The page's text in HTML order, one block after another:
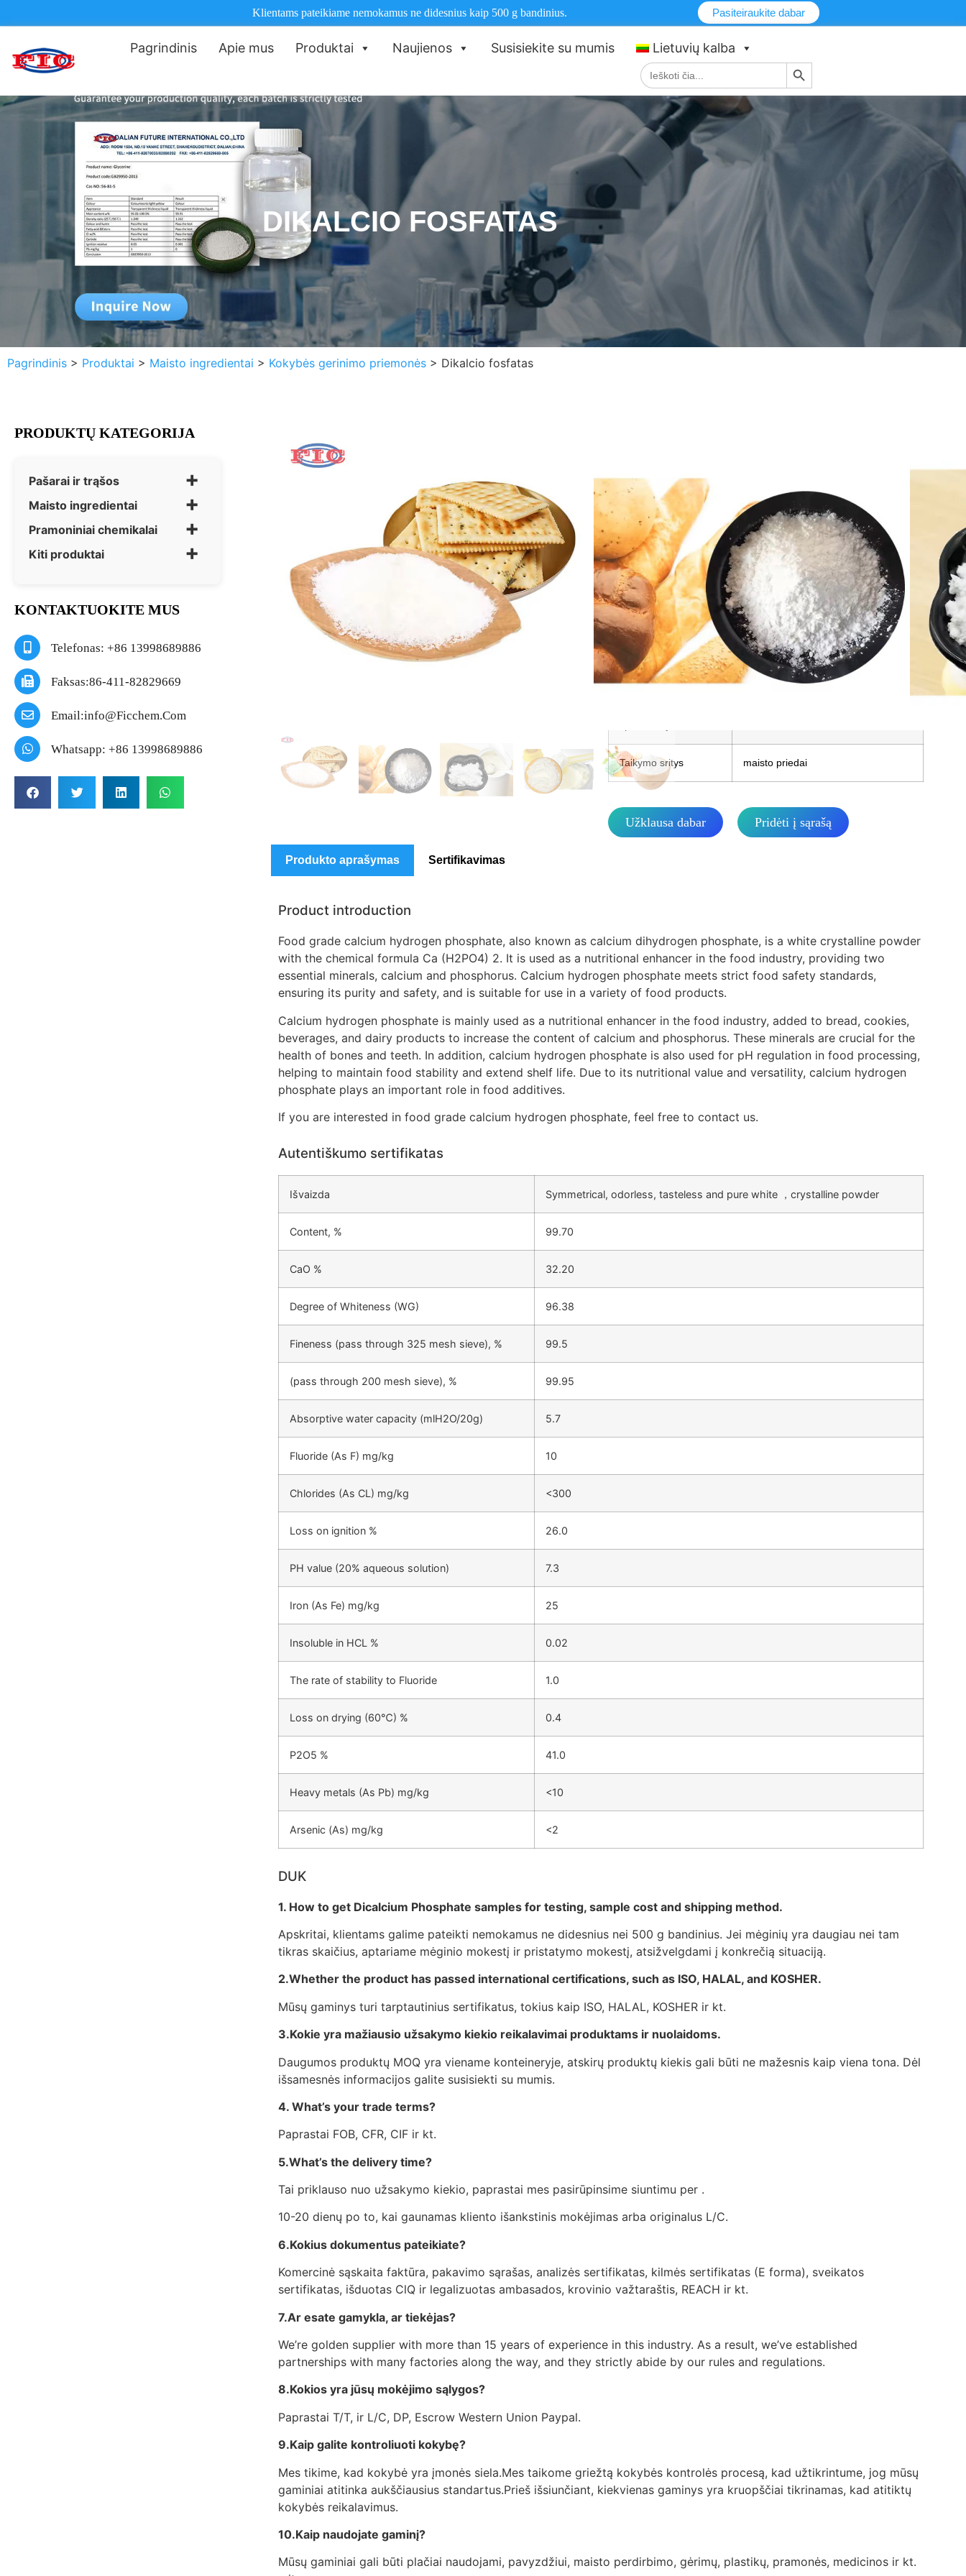
Klientams pateikiame nemokamus ne didesnius kaip 500 g bandinius. Pasiteiraukite dabar
Pagrindinis Apie mus Produktai Naujienos Susisiekite su mumis Lietuvių kalba
Ieškoti: Paieškos mygtukas
DIKALCIO FOSFATAS
Pagrindinis > Produktai > Maisto ingredientai > Kokybės gerinimo priemonės > Dikalcio fosfatas
PRODUKTŲ KATEGORIJA
Pašarai ir trąšos +
Maisto ingredientai +
Pramoniniai chemikalai +
Kiti produktai +
KONTAKTUOKITE MUS
Telefonas: +86 13998689886
Faksas:86-411-82829669
Email:info@ficchem.com
Whatsapp: +86 13998689886
Pseudonimas
CAS Nr. 7757-93-9
Cheminė formulė Ca(H2PO4)2
EINECS Nr. 231-826-1
Išvaizda Balti kristaliniai milteliai
MOQ 25 t
Taikymo sritys maisto priedai
Užklausa dabar Pridėti į sąrašą
Produkto aprašymas Sertifikavimas
Product introduction
Food grade calcium hydrogen phosphate, also known as calcium dihydrogen phosphate, is a white crystalline powder
with the chemical formula Ca (H2PO4) 2. It is used as a nutritional enhancer in the food industry, providing two
essential minerals, calcium and phosphorus. Calcium hydrogen phosphate meets strict food safety standards,
ensuring its purity and safety, and is suitable for use in a variety of food products.
Calcium hydrogen phosphate is mainly used as a nutritional enhancer in the food industry, added to bread, cookies,
beverages, and dairy products to increase the content of calcium and phosphorus. These minerals are crucial for the
health of bones and teeth. In addition, calcium hydrogen phosphate is also used for pH regulation in food processing,
helping to maintain food stability and extend shelf life. Due to its nutritional value and versatility, calcium hydrogen
phosphate plays an important role in food additives.
If you are interested in food grade calcium hydrogen phosphate, feel free to contact us.
Autentiškumo sertifikatas
Išvaizda Symmetrical, odorless, tasteless and pure white ，crystalline powder
Content, % 99.70
CaO % 32.20
Degree of Whiteness (WG) 96.38
Fineness (pass through 325 mesh sieve), % 99.5
(pass through 200 mesh sieve), % 99.95
Absorptive water capacity (mlH2O/20g) 5.7
Fluoride (As F) mg/kg 10
Chlorides (As CL) mg/kg <300
Loss on ignition % 26.0
PH value (20% aqueous solution) 7.3
Iron (As Fe) mg/kg 25
Insoluble in HCL % 0.02
The rate of stability to Fluoride 1.0
Loss on drying (60℃) % 0.4
P2O5 % 41.0
Heavy metals (As Pb) mg/kg <10
Arsenic (As) mg/kg <2
DUK
1. How to get Dicalcium Phosphate samples for testing, sample cost and shipping method.
Apskritai, klientams galime pateikti nemokamus ne didesnius nei 500 g bandinius. Jei mėginių yra daugiau nei tam
tikras skaičius, aptariame mėginio mokestį ir pristatymo mokestį, atsižvelgdami į konkrečią situaciją.
2.Whether the product has passed international certifications, such as ISO, HALAL, and KOSHER.
Mūsų gaminys turi tarptautinius sertifikatus, tokius kaip ISO, HALAL, KOSHER ir kt.
3.Kokie yra mažiausio užsakymo kiekio reikalavimai produktams ir nuolaidoms.
Daugumos produktų MOQ yra viename konteineryje, atskirų produktų kiekis gali būti ne mažesnis kaip viena tona. Dėl
išsamesnės informacijos galite susisiekti su mumis.
4. What’s your trade terms?
Paprastai FOB, CFR, CIF ir kt.
5.What’s the delivery time?
Tai priklauso nuo užsakymo kiekio, paprastai mes pasirūpinsime siuntimu per .
10-20 dienų po to, kai gaunamas kliento išankstinis mokėjimas arba originalus L/C.
6.Kokius dokumentus pateikiate?
Komercinė sąskaita faktūra, pakavimo sąrašas, analizės sertifikatas, kilmės sertifikatas (E forma), sveikatos
sertifikatas, išduotas ClQ ir legalizuotas ambasados, krovinio važtaraštis, REACH ir kt.
7.Ar esate gamykla, ar tiekėjas?
We’re golden supplier with more than 15 years of experience in this industry. As a result, we’ve established
partnerships with many factories along the way, and they strictly abide by our rules and regulations.
8.Kokios yra jūsų mokėjimo sąlygos?
Paprastai T/T, ir L/C, DP, Escrow Western Union Paypal.
9.Kaip galite kontroliuoti kokybę?
Mes tikime, kad kokybė yra įmonės siela.Mes taikome griežtą kokybės kontrolės procesą, kad užtikrintume, jog mūsų
gaminiai atitinka aukščiausius standartus.Prieš išsiunčiant, kiekvienas gaminys yra kruopščiai tikrinamas, kad atitiktų
kokybės reikalavimus.
10.Kaip naudojate gaminį?
Mūsų gaminiai gali būti plačiai naudojami, pavyzdžiui, maisto perdirbimo, gėrimų, plastikų, pramonės, medicinos ir kt.